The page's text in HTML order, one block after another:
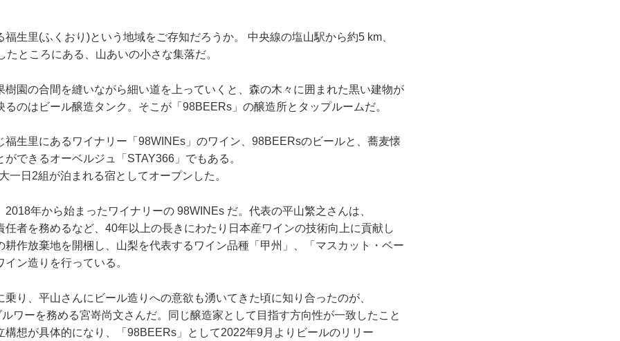
生里(ふくおり)という地域をご存知だろうか。 中央線の塩山駅から約5 km、
たところにある、山あいの小さな集落だ。
樹園の合間を縫いながら細い道を上っていくと、森の木々に囲まれた黒い建物が
るのはビール醸造タンク。そこが「98BEERs」の醸造所とタップルームだ。
福生里にあるワイナリー「98WINEs」のワイン、98BEERsのビールと、蕎麦懐
できるオーベルジュ「STAY366」でもある。
一日2組が泊まれる宿としてオープンした。
2018年から始まったワイナリーの 98WINEs だ。代表の平山繁之さんは、
任者を務めるなど、40年以上の長きにわたり日本産ワインの技術向上に貢献し
耕作放棄地を開梱し、山梨を代表するワイン品種「甲州」、「マスカット・ベー
ン造りを行っている。
乗り、平山さんにビール造りへの意欲も湧いてきた頃に知り合ったのが、
ワーを務める宮嵜尚文さんだ。同じ醸造家として目指す方向性が一致したこと
構想が具体的になり、「98BEERs」として2022年9月よりビールのリリー